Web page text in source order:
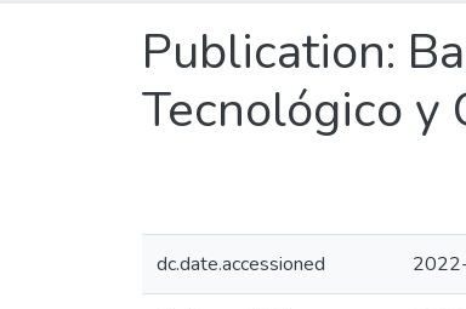
Publication:
Tecnológico
dc.date.accessioned